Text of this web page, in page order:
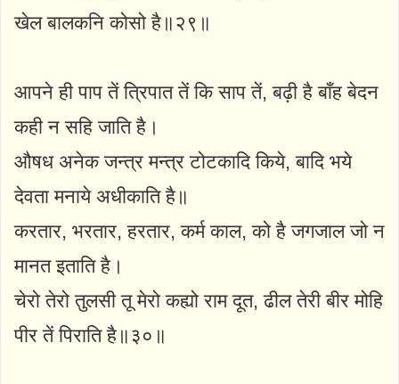
खेल बालकनि कोसो है॥२९॥
आपने ही पाप तें त्रिपात तें कि साप तें, बढ़ी है बाँह बेदन
कही न सहि जाति है।
औषध अनेक जन्त्र मन्त्र टोटकादि किये, बादि भये
देवता मनाये अधीकाति है॥
करतार, भरतार, हरतार, कर्म काल, को है जगजाल जो न
मानत इताति है।
चेरो तेरो तुलसी तू मेरो कह्यो राम दूत, ढील तेरी बीर मोहि
पीर तें पिराति है॥३०॥